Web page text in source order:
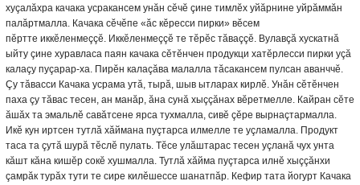
хуçалăхра качака усракансем унăн сĕчĕ çине тимлĕх уйăрнине уйрăммăн
палăртмалла. Качака сĕчĕпе «ăс кĕресси пирки» вĕсем
пĕртте иккĕленмеççĕ. Иккĕленмеççĕ те тĕрĕс тăваççĕ. Вулавçă хускатнă
ыйту çине хуравласа паян качака сĕтĕнчен продукци хатĕрлесси пирки уçă
калаçу пуçарар-ха. Пирĕн калаçăва малалла тăсакансем пулсан аванччĕ.
Çу тăвасси Качака усрама утă, тырă, шыв ытларах кирлĕ. Унăн сĕтĕнчен
паха çу тăвас тесен, ан манăр, ăна сунă хыççăнах вĕретмелле. Кайран сĕте
ăшăх та эмальлĕ савăтсене ярса тухмалла, сивĕ çĕре вырнаçтармалла.
Икĕ кун иртсен тутлă хăймана пуçтарса илмелле те уçламалла. Продукт
таса та çутă шурă тĕслĕ пулать. Тĕсе улăштарас тесен уçланă чух унта
кăшт кăна кишĕр сокĕ хушмалла. Тутлă хăйма пуçтарса илнĕ хыççăнхи
çамрăк турăх тути те сире килĕшессе шанатпăр. Кефир тата йогуртКачака